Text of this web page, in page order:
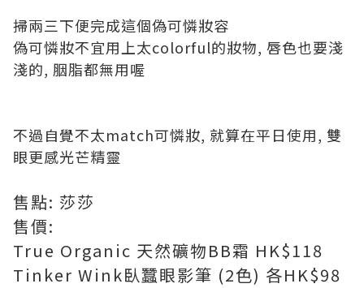
掃兩三下便完成這個偽可憐妝容
偽可憐妝不宜用上太colorful的妝物, 唇色也要淺
淺的, 胭脂都無用喔
不過自覺不太match可憐妝, 就算在平日使用, 雙
眼更感光芒精靈
售點: 莎莎
售價:
True Organic 天然礦物BB霜 HK$118
Tinker Wink臥蠶眼影筆 (2色) 各HK$98